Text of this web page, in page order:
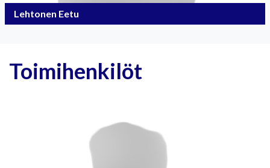
Lehtonen Eetu
Toimihenkilöt